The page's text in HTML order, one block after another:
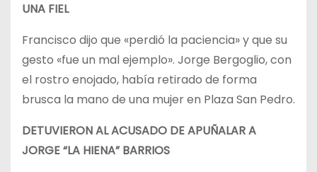
UNA FIEL
Francisco dijo que «perdió la paciencia» y que su
gesto «fue un mal ejemplo». Jorge Bergoglio, con
el rostro enojado, había retirado de forma
brusca la mano de una mujer en Plaza San Pedro.
DETUVIERON AL ACUSADO DE APUÑALAR A
JORGE “LA HIENA” BARRIOS